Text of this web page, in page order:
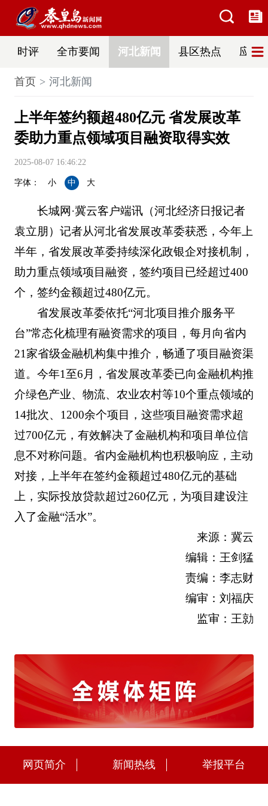
时评 全市要闻 河北新闻 县区热点 应急
首页 河北新闻
上半年签约额超480亿元 省发展改革
委助力重点领域项目融资取得实效
2025-08-07 16:46:22
字体： 小 中 大
长城网·冀云客户端讯（河北经济日报记者
袁立朋）记者从河北省发展改革委获悉，今年上
半年，省发展改革委持续深化政银企对接机制，
助力重点领域项目融资，签约项目已经超过400
个，签约金额超过480亿元。
省发展改革委依托“河北项目推介服务平
台”常态化梳理有融资需求的项目，每月向省内
21家省级金融机构集中推介，畅通了项目融资渠
道。今年1至6月，省发展改革委已向金融机构推
介绿色产业、物流、农业农村等10个重点领域的
14批次、1200余个项目，这些项目融资需求超
过700亿元，有效解决了金融机构和项目单位信
息不对称问题。省内金融机构也积极响应，主动
对接，上半年在签约金额超过480亿元的基础
上，实际投放贷款超过260亿元，为项目建设注
入了金融“活水”。
来源：冀云
编辑：王剑猛
责编：李志财
编审：刘福庆
监审：王勍
网页简介 新闻热线 举报平台